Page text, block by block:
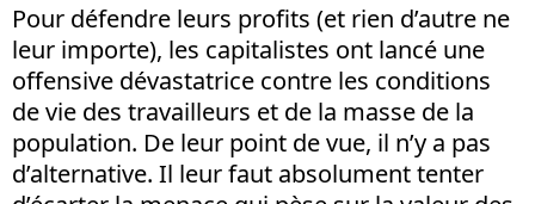
Pour défendre leurs profits (et rien d’autre ne
leur importe), les capitalistes ont lancé une
offensive dévastatrice contre les conditions
de vie des travailleurs et de la masse de la
population. De leur point de vue, il n’y a pas
d’alternative. Il leur faut absolument tenter